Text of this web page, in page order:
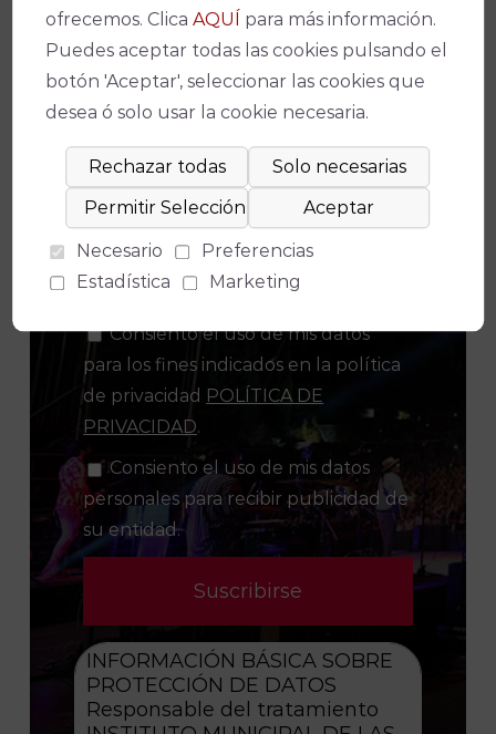
¡No te pierdas nada!
Suscríbete a nuestro boletín para
estar al día de la actualidad y de los
últimos espectáculos.
Consiento el uso de mis datos
para los fines indicados en la política
de privacidad POLÍTICA DE
PRIVACIDAD.
Consiento el uso de mis datos
personales para recibir publicidad de
su entidad.
ofrecemos. ClicaAQUÍ para más información.
Puedes aceptar todas las cookies pulsando el
botón 'Aceptar', seleccionar las cookies que
desea ó solo usar la cookie necesaria.
Necesario
Preferencias
Estadística
Marketing